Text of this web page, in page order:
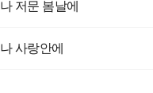
나 저문 봄날에
나 사랑안에